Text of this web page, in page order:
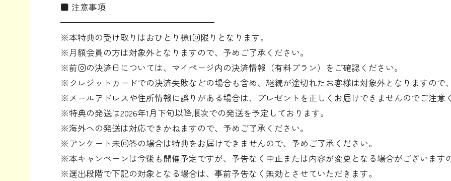
■ 注意事項
━━━━━━━━━━━━━━━━━━
※本特典の受け取りはおひとり様1回限りとなります。
※月額会員の方は対象外となりますので、予めご了承ください。
※前回の決済日については、マイページ内の決済情報（有料プラン）をご確認ください。
※クレジットカードでの決済失敗などの場合も含め、継続が途切れたお客様は対象外となりますので
※メールアドレスや住所情報に誤りがある場合は、プレゼントを正しくお届けできませんのでご注意
※特典の発送は2026年1月下旬以降順次での発送を予定しております。
※海外への発送は対応できかねますので、予めご了承ください。
※アンケート未回答の場合は特典をお届けできませんので、予めご了承ください。
※本キャンペーンは今後も開催予定ですが、予告なく中止または内容が変更となる場合がございます
※選出段階で下記の対象となる場合は、事前予告なく無効とさせていただきます。